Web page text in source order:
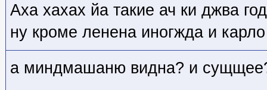
Аха хахах йа такие ач ки джва
ну кроме ленена иногжда и
а миндмашаню видна? и